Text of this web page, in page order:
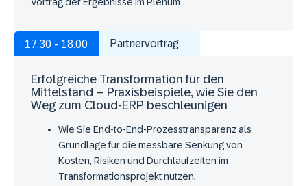
17.30 - 18.00 Partnervortrag
Erfolgreiche Transformation für den
Mittelstand – Praxisbeispiele, wie Sie den
Weg zum Cloud-ERP beschleunigen
Wie Sie End-to-End-Prozesstransparenz als
Grundlage für die messbare Senkung von
Kosten, Risiken und Durchlaufzeiten im
Transformationsprojekt nutzen.